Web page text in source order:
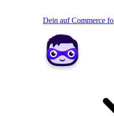
Dein auf Commerce